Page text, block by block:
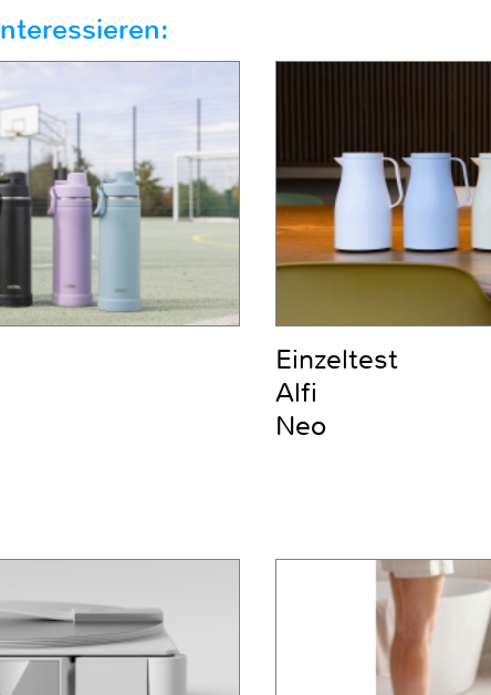
Einzeltest
Alfi
Neo